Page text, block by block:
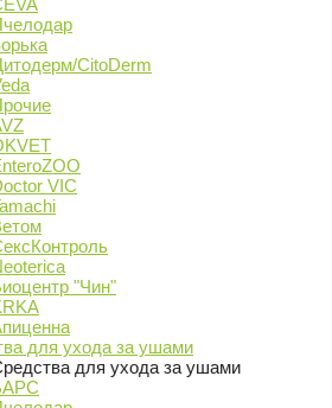
CitoDerm
VIC
"Чин"
для ухода за ушами
для ухода за ушами